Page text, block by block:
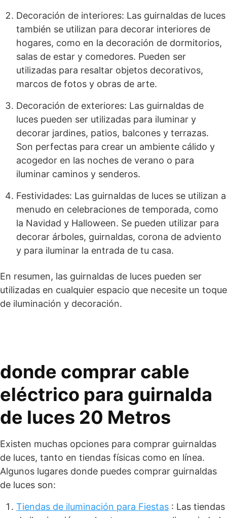
Decoración de interiores: Las guirnaldas de luces
también se utilizan para decorar interiores de
hogares, como en la decoración de dormitorios,
salas de estar y comedores. Pueden ser
utilizadas para resaltar objetos decorativos,
marcos de fotos y obras de arte.
Decoración de exteriores: Las guirnaldas de
luces pueden ser utilizadas para iluminar y
decorar jardines, patios, balcones y terrazas.
Son perfectas para crear un ambiente cálido y
acogedor en las noches de verano o para
iluminar caminos y senderos.
Festividades: Las guirnaldas de luces se utilizan a
menudo en celebraciones de temporada, como
la Navidad y Halloween. Se pueden utilizar para
decorar árboles, guirnaldas, corona de adviento
y para iluminar la entrada de tu casa.
En resumen, las guirnaldas de luces pueden ser
utilizadas en cualquier espacio que necesite un toque
de iluminación y decoración.
donde comprar cable
eléctrico para guirnalda
de luces 20 Metros
Existen muchas opciones para comprar guirnaldas
de luces, tanto en tiendas físicas como en línea.
Algunos lugares donde puedes comprar guirnaldas
de luces son:
Tiendas de iluminación para Fiestas : Las tiendas